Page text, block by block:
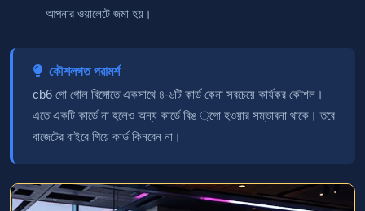
আপনার ওয়ালেটে জমা হয়।
কৌশলগত পরামর্শ
cb6 গো গোল বিঙ্গোতে একসাথে ৪-৬টি কার্ড কেনা সবচেয়ে কার্যকর কৌশল।
এতে একটি কার্ডে না হলেও অন্য কার্ডে বিঙ ্গো হওয়ার সম্ভাবনা থাকে। তবে
বাজেটের বাইরে গিয়ে কার্ড কিনবেন না।